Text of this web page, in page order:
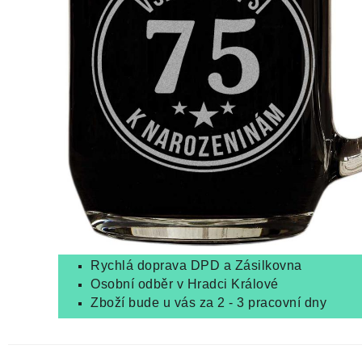
Rychlá doprava DPD a Zásilkovna
Osobní odběr v Hradci Králové
Zboží bude u vás za 2 - 3 pracovní dny